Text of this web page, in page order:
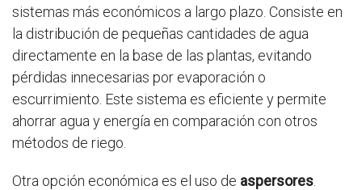
sistemas más económicos a largo plazo. Consiste en
la distribución de pequeñas cantidades de agua
directamente en la base de las plantas, evitando
pérdidas innecesarias por evaporación o
escurrimiento. Este sistema es eficiente y permite
ahorrar agua y energía en comparación con otros
métodos de riego.
Otra opción económica es el uso de aspersores